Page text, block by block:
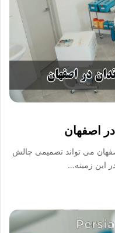
اصفهان
می تواند تصمیمی چالش
این زمینه…